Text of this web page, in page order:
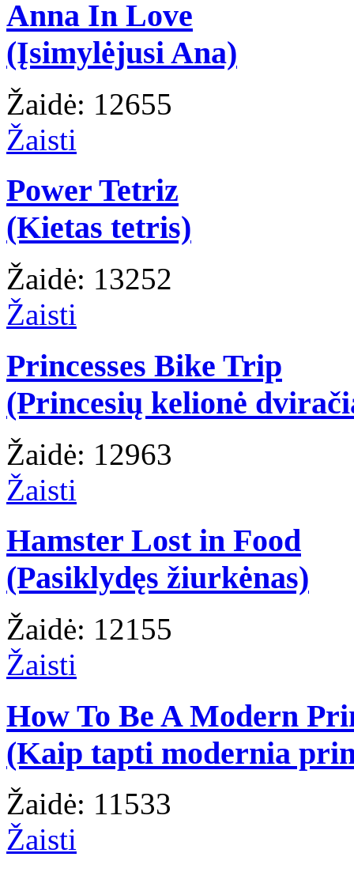
Anna In Love
(Įsimylėjusi Ana)
Žaidė: 12655
Žaisti
Power Tetriz
(Kietas tetris)
Žaidė: 13252
Žaisti
Princesses Bike Trip
(Princesių kelionė
Žaidė: 12963
Žaisti
Hamster Lost in Food
(Pasiklydęs žiurkėnas)
Žaidė: 12155
Žaisti
How To Be A Modern
(Kaip tapti modernia
Žaidė: 11533
Žaisti